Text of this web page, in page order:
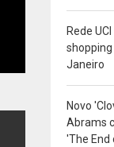
Rede
Janeiro
Novo
Abrams
'The